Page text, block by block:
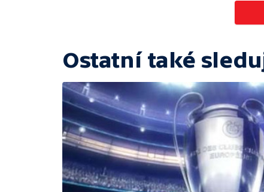
Ostatní také